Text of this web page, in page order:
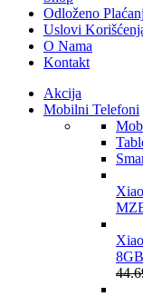
Odloženo
Uslovi
O Nama
Kontakt
Akcija
Mobilni Telefoni